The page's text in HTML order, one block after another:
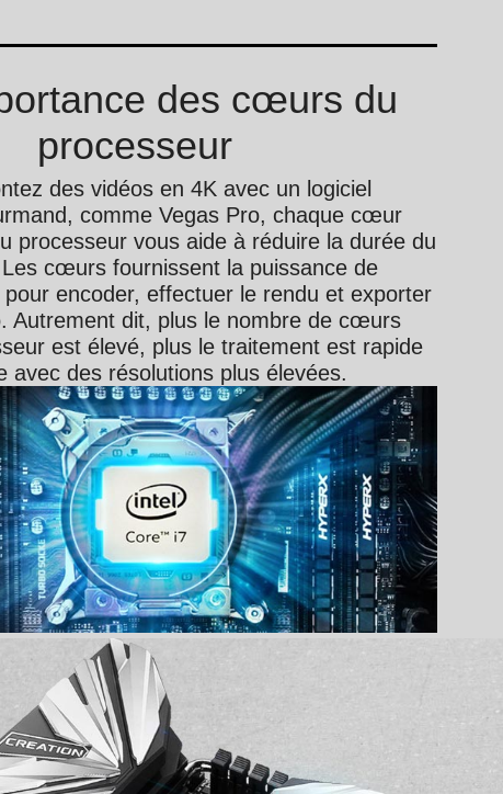
des cœurs du
processeur
des vidéos en 4K avec un logiciel
comme Vegas Pro, chaque cœur
processeur vous aide à réduire la durée du
cœurs fournissent la puissance de
encoder, effectuer le rendu et exporter
Autrement dit, plus le nombre de cœurs
est élevé, plus le traitement est rapide
avec des résolutions plus élevées.